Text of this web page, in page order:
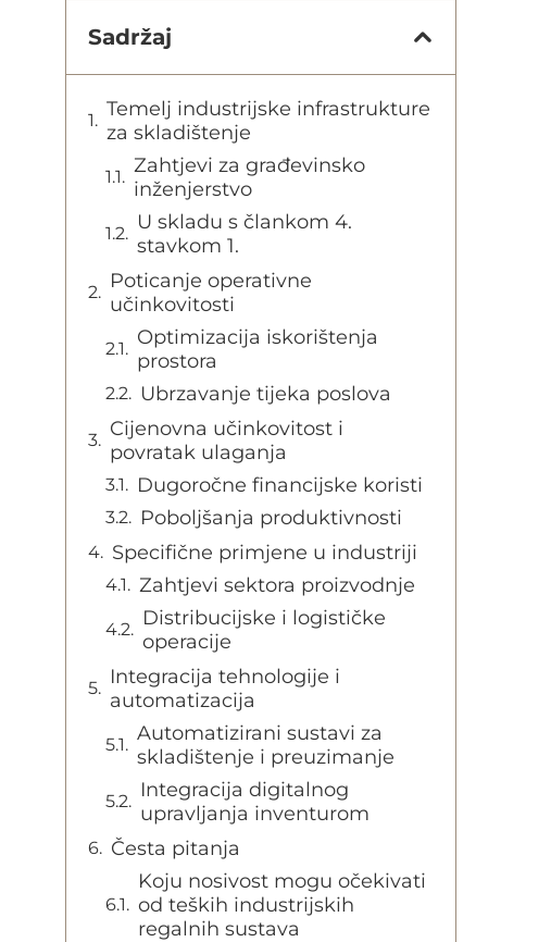
Sadržaj
Temelj industrijske infrastrukture
za skladištenje
Zahtjevi za građevinsko
inženjerstvo
U skladu s člankom 4.
stavkom 1.
Poticanje operativne
učinkovitosti
Optimizacija iskorištenja
prostora
Ubrzavanje tijeka poslova
Cijenovna učinkovitost i
povratak ulaganja
Dugoročne financijske koristi
Poboljšanja produktivnosti
Specifične primjene u industriji
Zahtjevi sektora proizvodnje
Distribucijske i logističke
operacije
Integracija tehnologije i
automatizacija
Automatizirani sustavi za
skladištenje i preuzimanje
Integracija digitalnog
upravljanja inventurom
Česta pitanja
Koju nosivost mogu očekivati
od teških industrijskih
regalnih sustava